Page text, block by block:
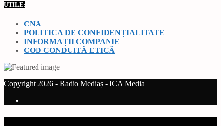
UTILE:
CNA
POLITICA DE CONFIDENȚIALITATE
INFORMAȚII COMPANIE
COD CONDUITĂ ETICĂ
Copyright 2026 - Radio Mediaș - ICA Media